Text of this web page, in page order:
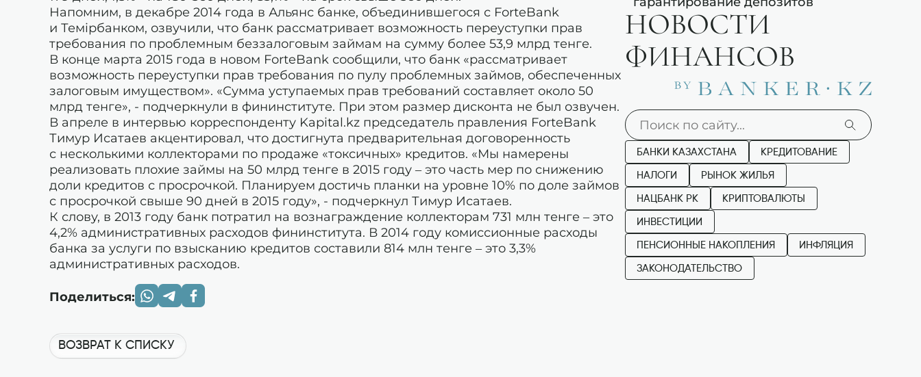
Напомним, в декабре 2014 года в Альянс банке, объединившегося с ForteBank
и Темiрбанком, озвучили, что банк рассматривает возможность переуступки прав
требования по проблемным беззалоговым займам на сумму более 53,9 млрд тенге.
В конце марта 2015 года в новом ForteBank сообщили, что банк «рассматривает
возможность переуступки прав требования по пулу проблемных займов, обеспеченных
залоговым имуществом». «Сумма уступаемых прав требований составляет около 50
млрд тенге», - подчеркнули в фининституте. При этом размер дисконта не был озвучен.
В апреле в интервью корреспонденту Kapital.kz председатель правления ForteBank
Тимур Исатаев акцентировал, что достигнута предварительная договоренность
с несколькими коллекторами по продаже «токсичных» кредитов. «Мы намерены
реализовать плохие займы на 50 млрд тенге в 2015 году – это часть мер по снижению
доли кредитов с просрочкой. Планируем достичь планки на уровне 10% по доле займов
с просрочкой свыше 90 дней в 2015 году», - подчеркнул Тимур Исатаев.
К слову, в 2013 году банк потратил на вознаграждение коллекторам 731 млн тенге – это
4,2% административных расходов фининститута. В 2014 году комиссионные расходы
банка за услуги по взысканию кредитов составили 814 млн тенге – это 3,3%
административных расходов.
Поделиться:
ВОЗВРАТ К СПИСКУ
НОВОСТИ
ФИНАНСОВ
БАНКИ КАЗАХСТАНА КРЕДИТОВАНИЕ
НАЛОГИ РЫНОК ЖИЛЬЯ
НАЦБАНК РК КРИПТОВАЛЮТЫ
ИНВЕСТИЦИИ
ПЕНСИОННЫЕ НАКОПЛЕНИЯ ИНФЛЯЦИЯ
ЗАКОНОДАТЕЛЬСТВО